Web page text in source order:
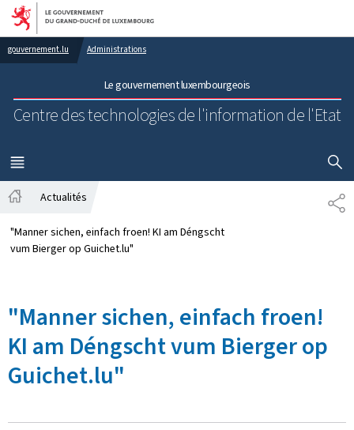
Aller au menu principal
Aller au contenu
gouvernement.lu Administrations
Le gouvernement luxembourgeois
Centre des technologies de l'information de l'Etat
MENU
PRINCIPAL
Actualités
"Manner sichen, einfach froen! KI am Déngscht
vum Bierger op Guichet.lu"
"Manner sichen, einfach froen!
KI am Déngscht vum Bierger op
Guichet.lu"